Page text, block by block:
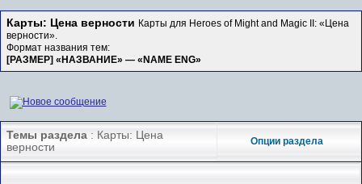
Карты: Цена верности Карты для Heroes of Might and Magic II: «Цена
верности».
Формат названия тем:
[РАЗМЕР] «НАЗВАНИЕ» — «NAME ENG»
Темы раздела : Карты: Цена
верности
Опции раздела